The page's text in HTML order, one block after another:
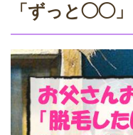
「ずっと◯◯」